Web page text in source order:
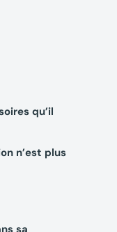
qu’il
n’est plus
sa